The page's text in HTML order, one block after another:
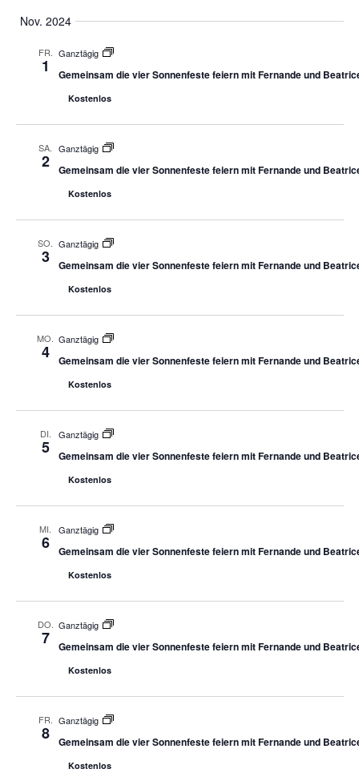
Nov. 2024
FR.
1
Ganztägig
Gemeinsam die vier Sonnenfeste feiern mit Fernande und
Kostenlos
SA.
2
Ganztägig
Gemeinsam die vier Sonnenfeste feiern mit Fernande und
Kostenlos
SO.
3
Ganztägig
Gemeinsam die vier Sonnenfeste feiern mit Fernande und
Kostenlos
MO.
4
Ganztägig
Gemeinsam die vier Sonnenfeste feiern mit Fernande und
Kostenlos
DI.
5
Ganztägig
Gemeinsam die vier Sonnenfeste feiern mit Fernande und
Kostenlos
MI.
6
Ganztägig
Gemeinsam die vier Sonnenfeste feiern mit Fernande und
Kostenlos
DO.
7
Ganztägig
Gemeinsam die vier Sonnenfeste feiern mit Fernande und
Kostenlos
FR.
8
Ganztägig
Gemeinsam die vier Sonnenfeste feiern mit Fernande und
Kostenlos